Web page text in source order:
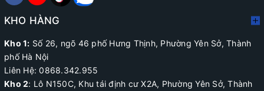
KHO HÀNG
Kho 1: Số 26, ngõ 46 phố Hưng Thịnh, Phường Yên Sở, Thành
phố Hà Nội
Liên Hệ: 0868.342.955
Kho 2: Lô N150C, Khu tái định cư X2A, Phường Yên Sở, Thành